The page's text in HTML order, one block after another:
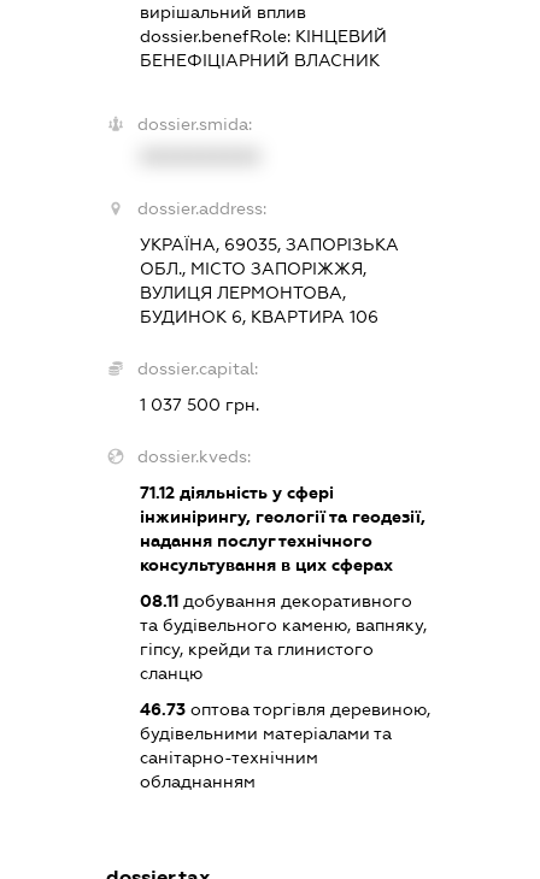
вирішальний вплив
dossier.benefRole: КІНЦЕВИЙ
БЕНЕФІЦІАРНИЙ ВЛАСНИК
dossier.smida:
dossier.address:
УКРАЇНА, 69035, ЗАПОРІЗЬКА
ОБЛ., МІСТО ЗАПОРІЖЖЯ,
ВУЛИЦЯ ЛЕРМОНТОВА,
БУДИНОК 6, КВАРТИРА 106
dossier.capital:
1 037 500 грн.
dossier.kveds:
71.12 діяльність у сфері
інжинірингу, геології та геодезії,
надання послуг технічного
консультування в цих сферах
08.11 добування декоративного
та будівельного каменю, вапняку,
гіпсу, крейди та глинистого
сланцю
46.73 оптова торгівля деревиною,
будівельними матеріалами та
санітарно-технічним
обладнанням